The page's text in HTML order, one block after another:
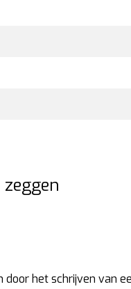
door het schrijven van